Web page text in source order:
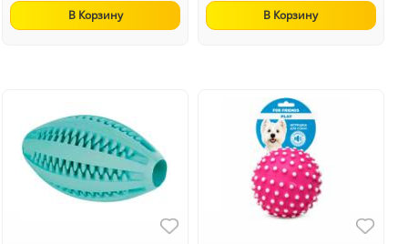
В Корзину В Корзину